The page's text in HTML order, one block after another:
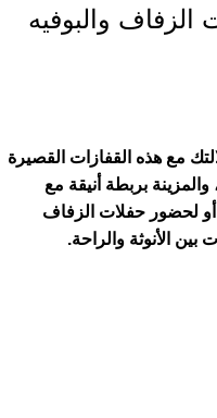
والبوفيه
مع هذه القفازات القصيرة
بربطة أنيقة مع
لحضور حفلات الزفاف
الأنوثة والراحة.